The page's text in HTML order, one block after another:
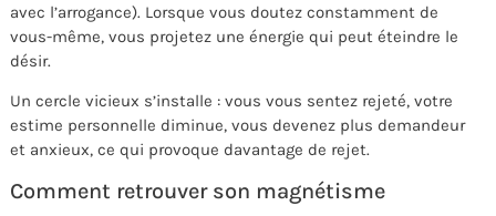
avec l’arrogance). Lorsque vous doutez constamment de
vous-même, vous projetez une énergie qui peut éteindre le
désir.
Un cercle vicieux s’installe : vous vous sentez rejeté, votre
estime personnelle diminue, vous devenez plus demandeur
et anxieux, ce qui provoque davantage de rejet.
Comment retrouver son magnétisme